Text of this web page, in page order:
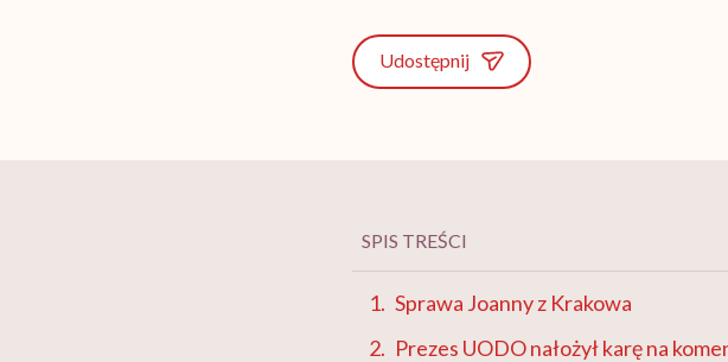
Udostępnij
SPIS TREŚCI
Sprawa Joanny z Krakowa
Prezes UODO nałożył karę na